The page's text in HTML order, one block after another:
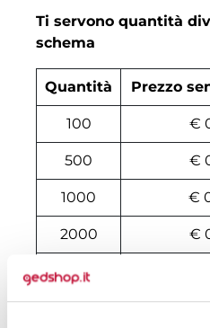
Ti servono quantità
schema
Quantità Prezzo
100 €
500 €
1000 €
2000 €
3000